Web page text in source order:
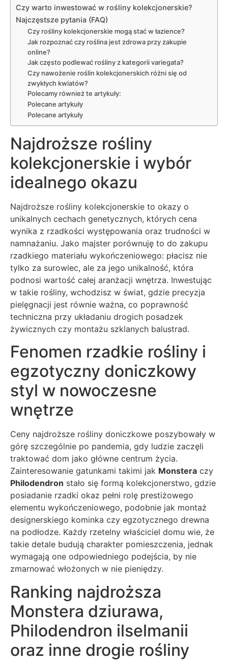
Czy warto inwestować w rośliny kolekcjonerskie?
Najczęstsze pytania (FAQ)
Czy rośliny kolekcjonerskie mogą stać w łazience?
Jak rozpoznać czy roślina jest zdrowa przy zakupie
online?
Jak często podlewać rośliny z kategorii variegata?
Czy nawożenie roślin kolekcjonerskich różni się od
zwykłych kwiatów?
Polecamy również te artykuły:
Polecane artykuły
Polecane artykuły
Najdroższe rośliny
kolekcjonerskie i wybór
idealnego okazu
Najdroższe rośliny kolekcjonerskie to okazy o
unikalnych cechach genetycznych, których cena
wynika z rzadkości występowania oraz trudności w
namnażaniu. Jako majster porównuję to do zakupu
rzadkiego materiału wykończeniowego: płacisz nie
tylko za surowiec, ale za jego unikalność, która
podnosi wartość całej aranżacji wnętrza. Inwestując
w takie rośliny, wchodzisz w świat, gdzie precyzja
pielęgnacji jest równie ważna, co poprawność
techniczna przy układaniu drogich posadzek
żywicznych czy montażu szklanych balustrad.
Fenomen rzadkie rośliny i
egzotyczny doniczkowy
styl w nowoczesne
wnętrze
Ceny najdroższe rośliny doniczkowe poszybowały w
górę szczególnie po pandemia, gdy ludzie zaczęli
traktować dom jako główne centrum życia.
Zainteresowanie gatunkami takimi jak Monstera czy
Philodendron stało się formą kolekcjonerstwo, gdzie
posiadanie rzadki okaz pełni rolę prestiżowego
elementu wykończeniowego, podobnie jak montaż
designerskiego kominka czy egzotycznego drewna
na podłodze. Każdy rzetelny właściciel domu wie, że
takie detale budują charakter pomieszczenia, jednak
wymagają one odpowiedniego podejścia, by nie
zmarnować włożonych w nie pieniędzy.
Ranking najdroższa
Monstera dziurawa,
Philodendron ilselmanii
oraz inne drogie rośliny